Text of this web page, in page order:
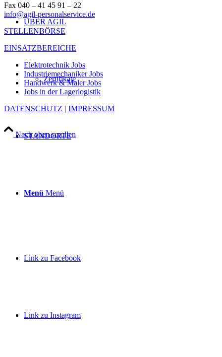
ÜBER AGIL
Zertifikate
STANDORTE
Menü Menü
Link zu Facebook
Link zu Instagram
Fax 040 – 41 45 91 – 22
info@agil-personalservice.de
STELLENBÖRSE
EINSATZBEREICHE
Elektrotechnik Jobs
Industriemechaniker Jobs
Handwerk & Maler Jobs
Jobs in der Lagerlogistik
DATENSCHUTZ | IMPRESSUM
Nach oben scrollen